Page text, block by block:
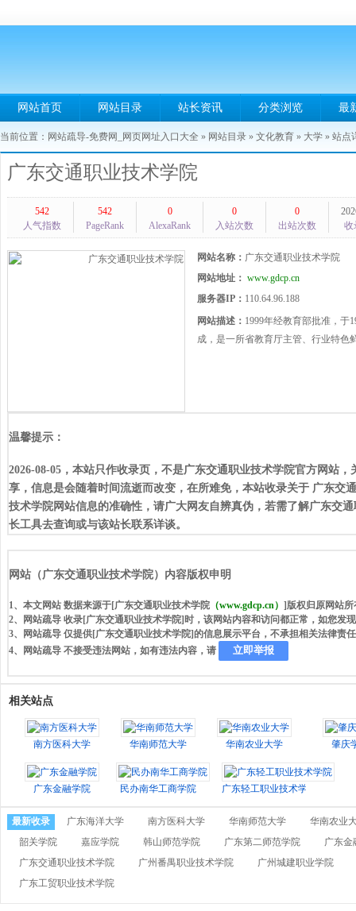
网站首页 网站目录 站长资讯 分类浏览 最
当前位置： 网站疏导-免费网_网页网址入口大全 » 网站目录 » 文化教育 » 大学 » 站点
广东交通职业技术学院
542
人气指数
542
PageRank
0
AlexaRank
0
入站次数
0
出站次数
收
网站名称： 广东交通职业技术学院
网站地址： www.gdcp.cn
服务器IP： 110.64.96.188
网站描述： 1999年经教育部批准，于
成，是一所省教育厅主管、行业特色
温馨提示：
2026-08-05，本站只作收录页，不是广东交通职业技术学院官方网站
享，信息是会随着时间流逝而改变，在所难免，本站收录关于 广东交
技术学院网站信息的准确性，请广大网友自辨真伪，若需了解广东交
长工具去查询或与该站长联系详谈。
网站（广东交通职业技术学院）内容版权申明
1、本文网站 数据来源于[广东交通职业技术学院 （www.gdcp.cn） ]版权归原网站所
2、网站疏导 收录[广东交通职业技术学院]时，该网站内容和访问都正常，如您发
3、网站疏导 仅提供[广东交通职业技术学院]的信息展示平台，不承担相关法律责
4、网站疏导 不接受违法网站，如有违法内容，请
立即举报
相关站点
南方医科大学 华南师范大学 华南农业大学 肇庆
广东金融学院 民办南华工商学院 广东轻工职业技术学院
最新收录 广东海洋大学 南方医科大学 华南师范大学
华南农业
韶关学院
嘉应学院 韩山师范学院 广东第二师范学院
广东金
广东交通职业技术学院
广州番禺职业技术学院
广州城建职业学院
广东工贸职业技术学院